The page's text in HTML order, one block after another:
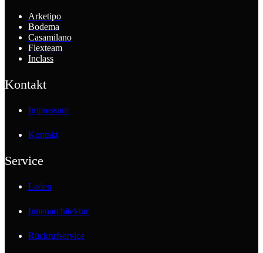
Arketipo
Bodema
Casamilano
Flexteam
Inclass
Kontakt
Impressum
Kontakt
Service
Laden
Innenarchitektur
Rückrufservice